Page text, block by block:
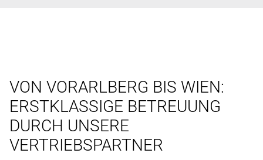
VON VORARLBERG BIS WIEN:
ERSTKLASSIGE BETREUUNG
DURCH UNSERE
VERTRIEBSPARTNER